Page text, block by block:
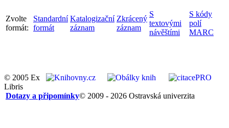
Zvolte
formát:
Standardní
formát
Katalogizační
záznam
Zkrácený
záznam
S
textovými
návěštími
S kódy
polí
MARC
© 2005 Ex
Libris
© 2009 - 2026 Ostravská univerzita
Dotazy a připomínky